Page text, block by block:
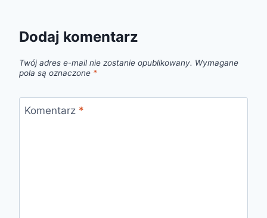
Dodaj komentarz
Twój adres e-mail nie zostanie opublikowany. Wymagane
pola są oznaczone *
Komentarz *